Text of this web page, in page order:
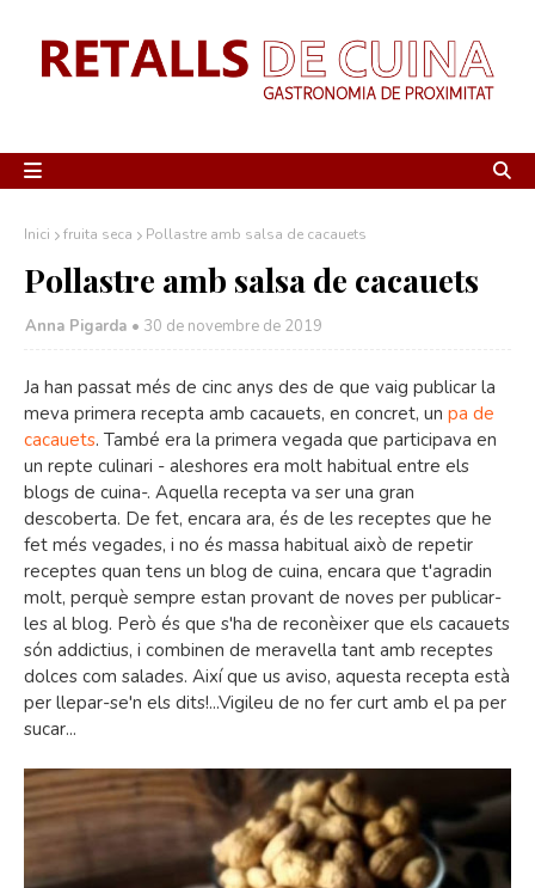
Inici fruita seca Pollastre amb salsa de cacauets
Pollastre amb salsa de cacauets
Anna Pigarda • 30 de novembre de 2019
Ja han passat més de cinc anys des de que vaig publicar la
meva primera recepta amb cacauets, en concret, un pa de
cacauets. També era la primera vegada que participava en
un repte culinari - aleshores era molt habitual entre els
blogs de cuina-. Aquella recepta va ser una gran
descoberta. De fet, encara ara, és de les receptes que he
fet més vegades, i no és massa habitual això de repetir
receptes quan tens un blog de cuina, encara que t'agradin
molt, perquè sempre estan provant de noves per publicar-
les al blog. Però és que s'ha de reconèixer que els cacauets
són addictius, i combinen de meravella tant amb receptes
dolces com salades. Així que us aviso, aquesta recepta està
per llepar-se'n els dits!...Vigileu de no fer curt amb el pa per
sucar...